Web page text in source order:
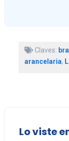
Claves:
arancelaria,
Lo viste